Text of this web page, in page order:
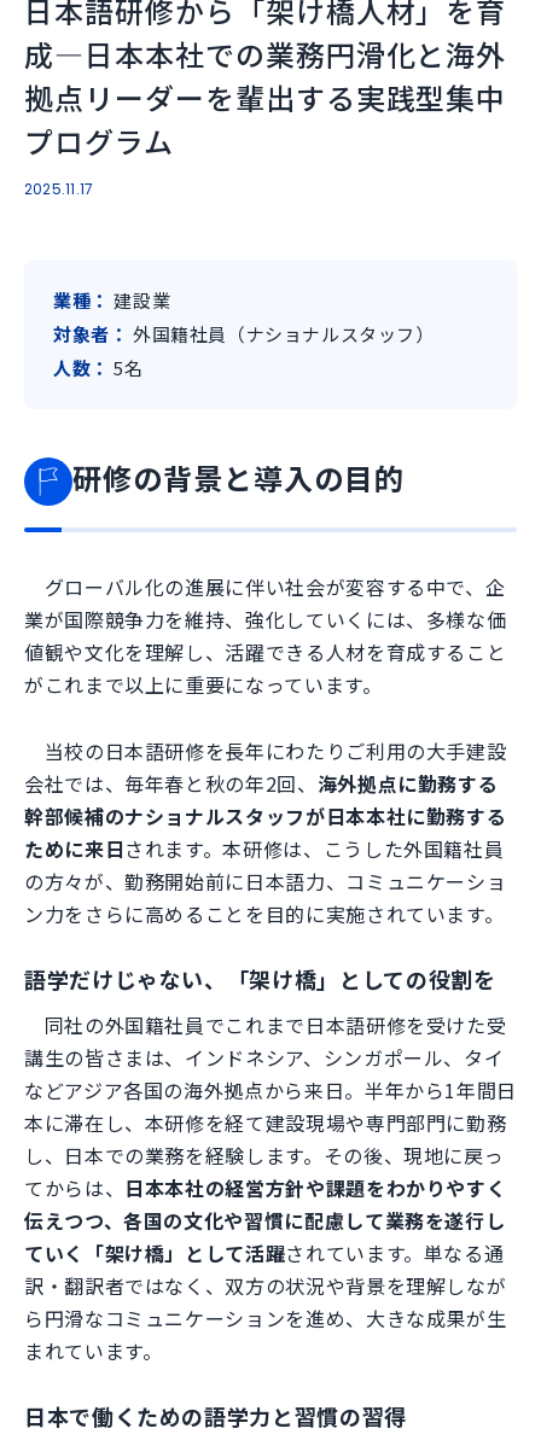
日本語研修から「架け橋人材」を育
成―日本本社での業務円滑化と海外
拠点リーダーを輩出する実践型集中
プログラム
2025.11.17
業種
建設業
対象者
外国籍社員（ナショナルスタッフ）
人数
5名
研修の背景と導入の目的
グローバル化の進展に伴い社会が変容する中で、企
業が国際競争力を維持、強化していくには、多様な価
値観や文化を理解し、活躍できる人材を育成すること
がこれまで以上に重要になっています。
当校の日本語研修を長年にわたりご利用の大手建設
会社では、毎年春と秋の年2回、 海外拠点に勤務する
幹部候補のナショナルスタッフが日本本社に勤務する
ために来日されます。本研修は、こうした外国籍社員
の方々が、勤務開始前に日本語力、コミュニケーショ
ン力をさらに高めることを目的に実施されています。
語学だけじゃない、「架け橋」としての役割を
同社の外国籍社員でこれまで日本語研修を受けた受
講生の皆さまは、インドネシア、シンガポール、タイ
などアジア各国の海外拠点から来日。半年から1年間日
本に滞在し、本研修を経て建設現場や専門部門に勤務
し、日本での業務を経験します。その後、現地に戻っ
てからは、 日本本社の経営方針や課題をわかりやすく
伝えつつ、各国の文化や習慣に配慮して業務を遂行し
ていく「架け橋」として活躍されています。単なる通
訳・翻訳者ではなく、双方の状況や背景を理解しなが
ら円滑なコミュニケーションを進め、大きな成果が生
まれています。
日本で働くための語学力と習慣の習得